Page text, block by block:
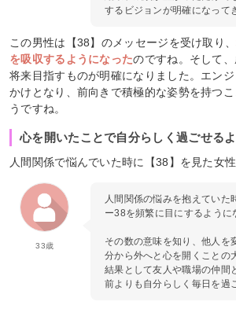
するビジョンが明確になって
この男性は【38】のメッセージを受け取り、
を吸収するようになったのですね。そして
将来目指すものが明確になりました。エン
かけとなり、前向きで積極的な姿勢を持つ
うですね。
心を開いたことで自分らしく過ごせる
人間関係で悩んでいた時に【38】を見た女性
33歳
人間関係の悩みを抱えていた
ー38を頻繁に目にするように
その数の意味を知り、他人を
分から外へと心を開くことの
結果として友人や職場の仲間
前よりも自分らしく毎日を過